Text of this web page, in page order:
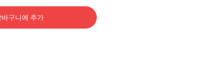
바구니에 추가